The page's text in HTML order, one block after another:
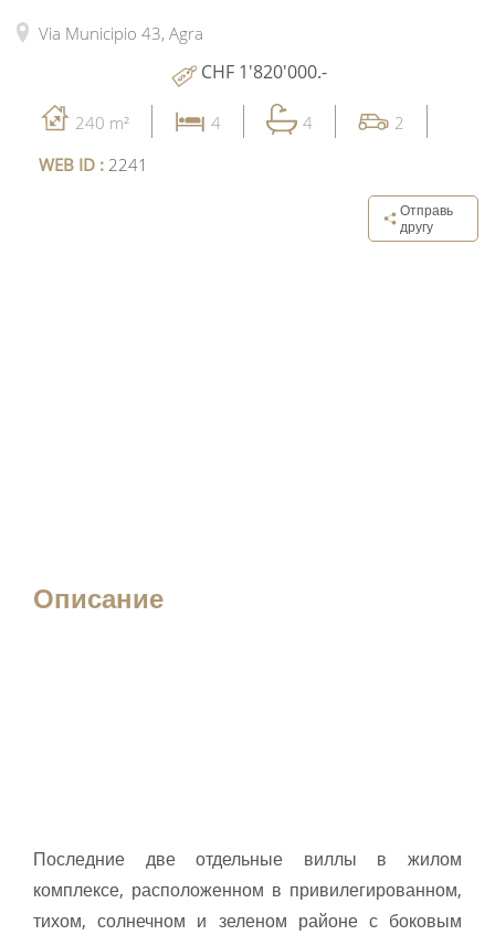
Via Municipio 43, Agra
CHF 1'820'000.-
240 m² 4 4
2
WEB ID : 2241
Отправь
другу
Описание
Последние две отдельные виллы в жилом
комплексе, расположенном в привилегированном,
тихом, солнечном и зеленом районе с боковым